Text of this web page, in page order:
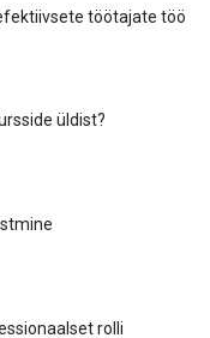
töötajate töö
üldist?
rolli